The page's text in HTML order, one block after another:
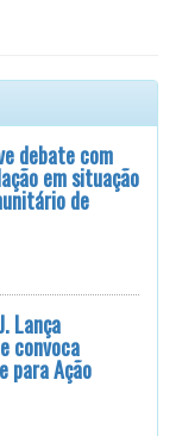
debate com
em situação
de
Lança
convoca
para Ação